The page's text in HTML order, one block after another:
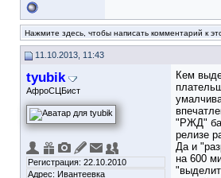
Нажмите здесь, чтобы написать комментарий к
11.10.2013, 11:43
tyubik
АфроСЦБист
Регистрация: 22.10.2010
Адрес: Ивантеевка
Кем
"РЖД"
релизе
Да и
на 600